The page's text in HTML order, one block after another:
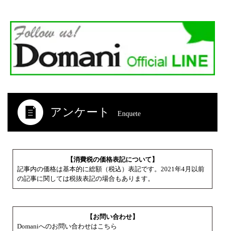
アンケート Enquete
【消費税の価格表記について】
記事内の価格は基本的に総額（税込）表記です。2021年4月以前
の記事に関しては税抜表記の場合もあります。
【お問い合わせ】
Domaniへのお問い合わせはこちら